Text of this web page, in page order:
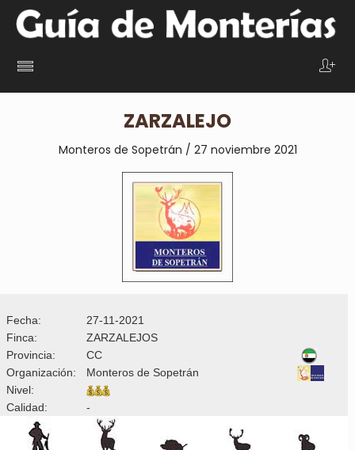
ZARZALEJO
Monteros de Sopetrán / 27 noviembre 2021
Fecha:
27-11-2021
Finca:
ZARZALEJOS
Provincia:
CC
Organización:
Monteros de Sopetrán
Nivel:
Calidad:
-